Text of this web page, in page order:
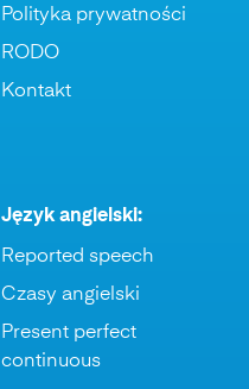
Polityka prywatności
RODO
Kontakt
Język angielski:
Reported speech
Czasy angielski
Present perfect
continuous